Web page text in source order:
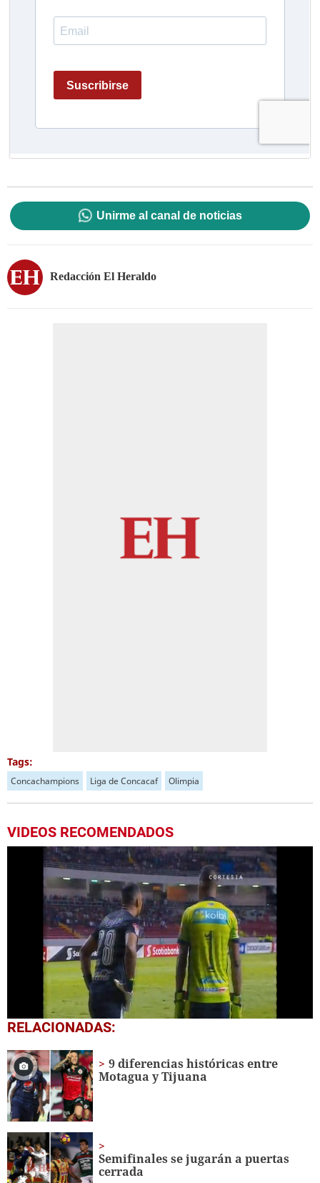
Unirme al canal de noticias
Redacción El Heraldo
Tags:
Concachampions Liga de Concacaf Olimpia
VIDEOS RECOMENDADOS
0
seconds
8
minutes,
7
seconds
RELACIONADAS:
9 diferencias históricas entre
Motagua y Tijuana
Semifinales se jugarán a puertas
cerrada